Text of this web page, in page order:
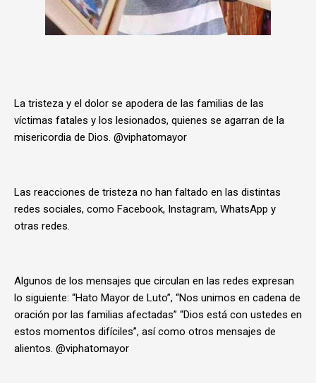
La tristeza y el dolor se apodera de las familias de las
víctimas fatales y los lesionados, quienes se agarran de la
misericordia de Dios. @viphatomayor
Las reacciones de tristeza no han faltado en las distintas
redes sociales, como Facebook, Instagram, WhatsApp y
otras redes.
Algunos de los mensajes que circulan en las redes expresan
lo siguiente: “Hato Mayor de Luto”, “Nos unimos en cadena de
oración por las familias afectadas” “Dios está con ustedes en
estos momentos difíciles”, así como otros mensajes de
alientos. @viphatomayor